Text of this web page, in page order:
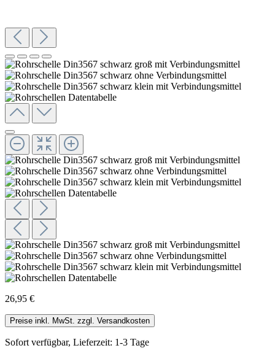
26,95 €
Preise inkl. MwSt. zzgl. Versandkosten
Sofort verfügbar, Lieferzeit: 1-3 Tage